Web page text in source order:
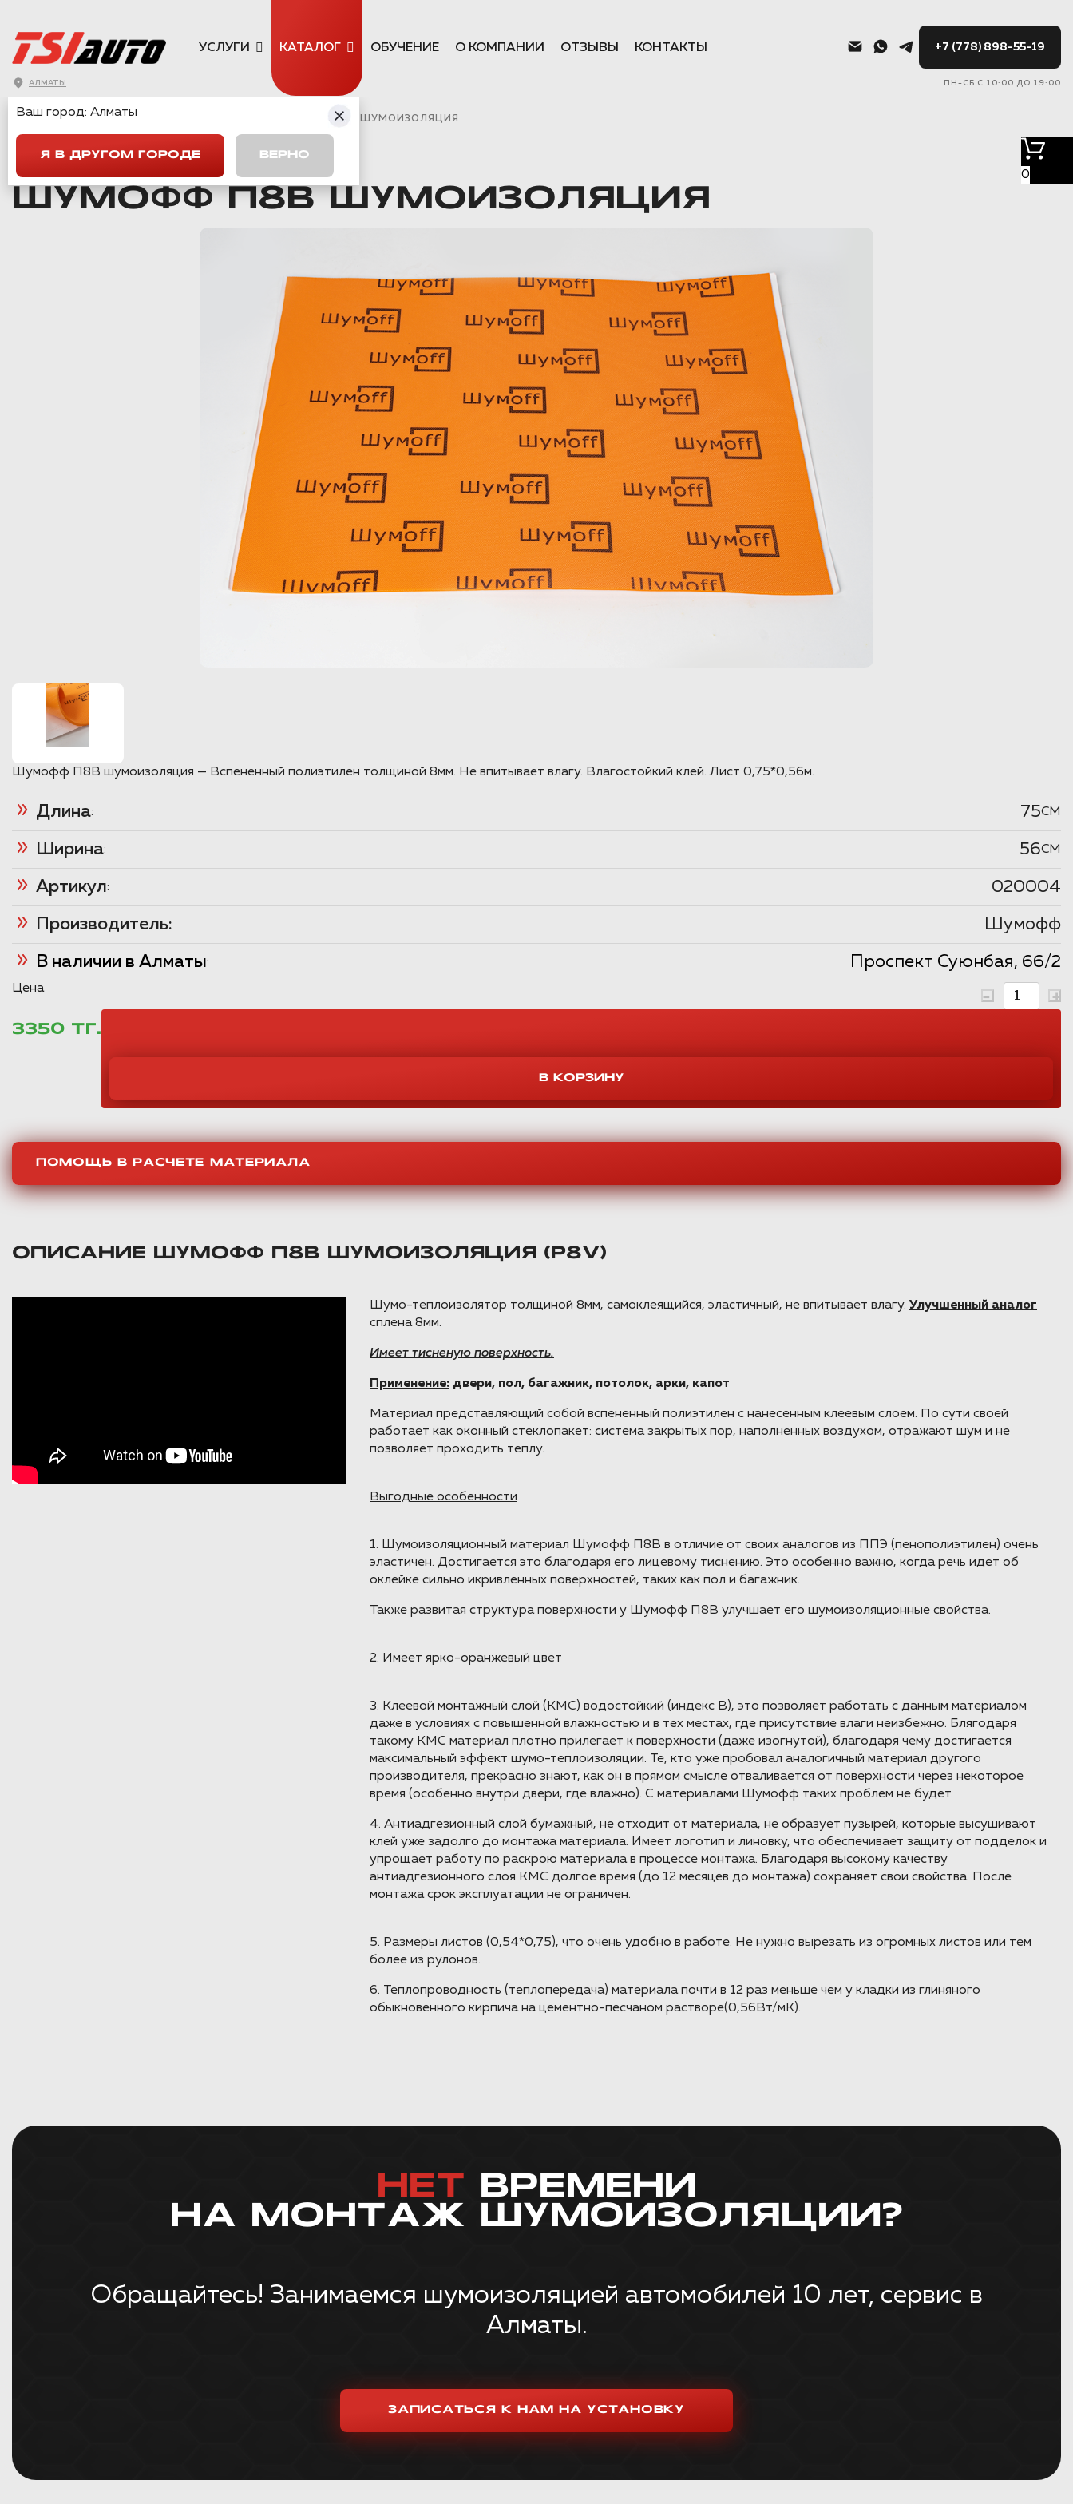
АЛМАТЫ
УСЛУГИ КАТАЛОГ ОБУЧЕНИЕ О КОМПАНИИ ОТЗЫВЫ КОНТАКТЫ +7 (778) 898-55-19
ПН-СБ С 10:00 ДО 19:00
0
ГЛАВНАЯ → КАТАЛОГ ШУМОФФ П8В ШУМОИЗОЛЯЦИЯ
Вернуться назад
ШУМОФФ П8В ШУМОИЗОЛЯЦИЯ
Шумофф П8В шумоизоляция — Вспененный полиэтилен толщиной 8мм. Не впитывает влагу. Влагостойкий клей. Лист 0,75*0,56м.
Длина: 75CM
Ширина: 56CM
Артикул: 020004
Производитель: Шумофф
В наличии в Алматы: Проспект Суюнбая, 66/2
Цена
3350 ТГ.
ПОМОЩЬ В РАСЧЕТЕ МАТЕРИАЛА
ОПИСАНИЕ ШУМОФФ П8В ШУМОИЗОЛЯЦИЯ (P8V)
Шумо-теплоизолятор толщиной 8мм, самоклеящийся, эластичный, не впитывает влагу. Улучшенный аналог
сплена 8мм.
Имеет тисненую поверхность.
Применение: двери, пол, багажник, потолок, арки, капот
Материал представляющий собой вспененный полиэтилен с нанесенным клеевым слоем. По сути своей
работает как оконный стеклопакет: система закрытых пор, наполненных воздухом, отражают шум и не
позволяет проходить теплу.
Выгодные особенности
1. Шумоизоляционный материал Шумофф П8В в отличие от своих аналогов из ППЭ (пенополиэтилен) очень
эластичен. Достигается это благодаря его лицевому тиснению. Это особенно важно, когда речь идет об
оклейке сильно икривленных поверхностей, таких как пол и багажник.
Также развитая структура поверхности у Шумофф П8В улучшает его шумоизоляционные свойства.
2. Имеет ярко-оранжевый цвет
3. Клеевой монтажный слой (КМС) водостойкий (индекс В), это позволяет работать с данным материалом
даже в условиях с повышенной влажностью и в тех местах, где присутствие влаги неизбежно. Блягодаря
такому КМС материал плотно прилегает к поверхности (даже изогнутой), благодаря чему достигается
максимальный эффект шумо-теплоизоляции. Те, кто уже пробовал аналогичный материал другого
производителя, прекрасно знают, как он в прямом смысле отваливается от поверхности через некоторое
время (особенно внутри двери, где влажно). С материалами Шумофф таких проблем не будет.
4. Антиадгезионный слой бумажный, не отходит от материала, не образует пузырей, которые высушивают
клей уже задолго до монтажа материала. Имеет логотип и линовку, что обеспечивает защиту от подделок и
упрощает работу по раскрою материала в процессе монтажа. Благодаря высокому качеству
антиадгезионного слоя КМС долгое время (до 12 месяцев до монтажа) сохраняет свои свойства. После
монтажа срок эксплуатации не ограничен.
5. Размеры листов (0,54*0,75), что очень удобно в работе. Не нужно вырезать из огромных листов или тем
более из рулонов.
6. Теплопроводность (теплопередача) материала почти в 12 раз меньше чем у кладки из глиняного
обыкновенного кирпича на цементно-песчаном растворе(0,56Вт/мК).
НЕТ ВРЕМЕНИ
НА МОНТАЖ ШУМОИЗОЛЯЦИИ?
Обращайтесь! Занимаемся шумоизоляцией автомобилей 10 лет, сервис в
Алматы.
ЗАПИСАТЬСЯ К НАМ НА УСТАНОВКУ
Ваш город: Алматы
Я В ДРУГОМ ГОРОДЕ ВЕРНО